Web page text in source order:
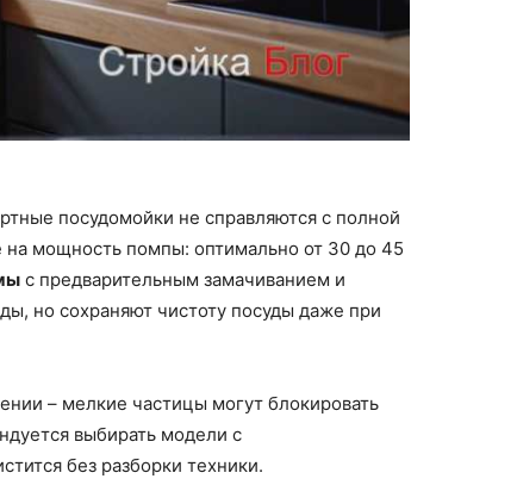
посудомойки не справляются с полной
на мощность помпы: оптимально от 30 до 45
с предварительным замачиванием и
но сохраняют чистоту посуды даже при
– мелкие частицы могут блокировать
выбирать модели с
без разборки техники.